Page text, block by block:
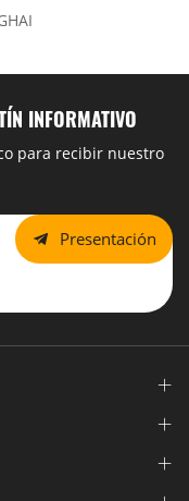
INFORMATIVO
para recibir nuestro
Presentación